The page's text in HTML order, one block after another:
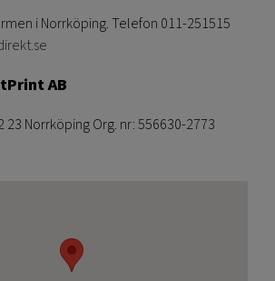
i Norrköping. Telefon 011-251515
AB
23 Norrköping Org. nr: 556630-2773